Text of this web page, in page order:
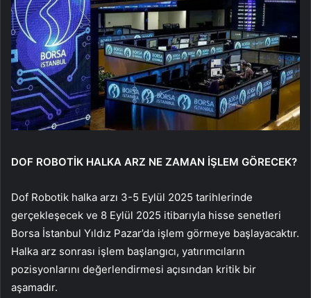
DOF ROBOTİK HALKA ARZ NE ZAMAN İŞLEM GÖRECEK?
Dof Robotik halka arzı 3-5 Eylül 2025 tarihlerinde
gerçekleşecek ve 8 Eylül 2025 itibarıyla hisse senetleri
Borsa İstanbul Yıldız Pazar’da işlem görmeye başlayacaktır.
Halka arz sonrası işlem başlangıcı, yatırımcıların
pozisyonlarını değerlendirmesi açısından kritik bir
aşamadır.